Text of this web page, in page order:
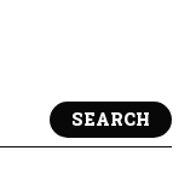
SEARCH